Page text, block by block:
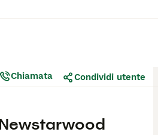
Newstarwood
Chiamata Condividi utente